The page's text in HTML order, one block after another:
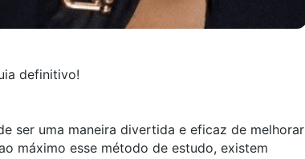
definitivo!
ser uma maneira divertida e eficaz de melhorar
máximo esse método de estudo, existem